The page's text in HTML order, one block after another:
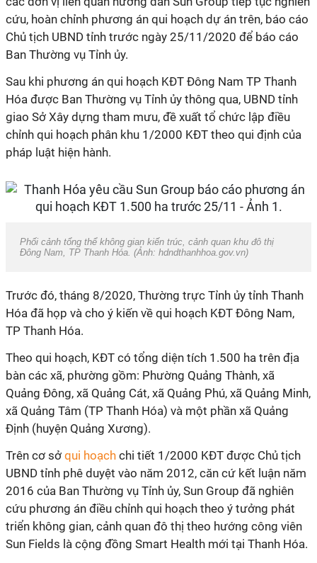
cứu, hoàn chỉnh phương án qui hoạch dự án trên, báo cáo
Chủ tịch UBND tỉnh trước ngày 25/11/2020 để báo cáo
Ban Thường vụ Tỉnh ủy.
Sau khi phương án qui hoạch KĐT Đông Nam TP Thanh
Hóa được Ban Thường vụ Tỉnh ủy thông qua, UBND tỉnh
giao Sở Xây dựng tham mưu, đề xuất tổ chức lập điều
chỉnh qui hoạch phân khu 1/2000 KĐT theo qui định của
pháp luật hiện hành.
Phối cảnh tổng thể không gian kiến trúc, cảnh quan khu đô thị
Đông Nam, TP Thanh Hóa. (Ảnh: hdndthanhhoa.gov.vn)
Trước đó, tháng 8/2020, Thường trực Tỉnh ủy tỉnh Thanh
Hóa đã họp và cho ý kiến về qui hoạch KĐT Đông Nam,
TP Thanh Hóa.
Theo qui hoạch, KĐT có tổng diện tích 1.500 ha trên địa
bàn các xã, phường gồm: Phường Quảng Thành, xã
Quảng Đông, xã Quảng Cát, xã Quảng Phú, xã Quảng Minh,
xã Quảng Tâm (TP Thanh Hóa) và một phần xã Quảng
Định (huyện Quảng Xương).
Trên cơ sở qui hoạch chi tiết 1/2000 KĐT được Chủ tịch
UBND tỉnh phê duyệt vào năm 2012, căn cứ kết luận năm
2016 của Ban Thường vụ Tỉnh ủy, Sun Group đã nghiên
cứu phương án điều chỉnh qui hoạch theo ý tưởng phát
triển không gian, cảnh quan đô thị theo hướng công viên
Sun Fields là cộng đồng Smart Health mới tại Thanh Hóa.